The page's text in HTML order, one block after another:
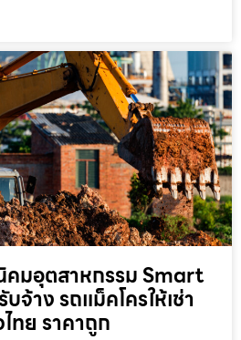
คมอุตสาหกรรม Smart
จ้าง รถแม็คโครให้เช่า
ทย ราคาถูก